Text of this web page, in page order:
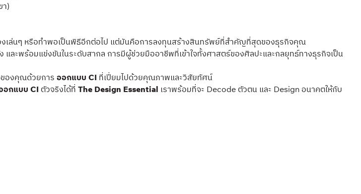
า)
องเล่นๆ หรือทำพอเป็นพิธีอีกต่อไป แต่มันคือการลงทุนสร้างสินทรัพย์ที่สำคัญที่สุดของธุรกิจคุณ
ะพร้อมแข่งขันในระดับสากล การมีผู้ช่วยมืออาชีพที่เข้าใจทั้งศาสตร์ของศิลปะและกลยุทธ์ทางธุรกิจเป็น
ของคุณด้วยการ ออกแบบ CI ที่เปี่ยมไปด้วยคุณภาพและวิสัยทัศน์
อกแบบ CI ตัวจริงได้ที่ The Design Essential เราพร้อมที่จะ Decode ตัวตน และ Design อนาคตให้กับ